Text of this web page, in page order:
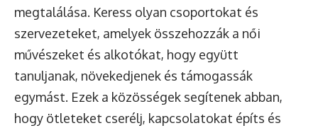
megtalálása. Keress olyan csoportokat és
szervezeteket, amelyek összehozzák a női
művészeket és alkotókat, hogy együtt
tanuljanak, növekedjenek és támogassák
egymást. Ezek a közösségek segítenek abban,
hogy ötleteket cserélj, kapcsolatokat építs és